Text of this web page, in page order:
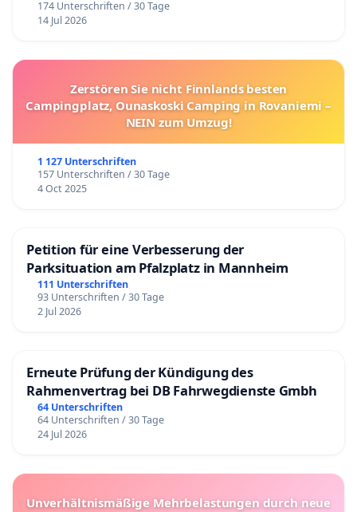
174 Unterschriften / 30 Tage
14 Jul 2026
Zerstören Sie nicht Finnlands besten
Campingplatz, Ounaskoski Camping in Rovaniemi –
NEIN zum Umzug!
1 127 Unterschriften
157 Unterschriften / 30 Tage
4 Oct 2025
Petition für eine Verbesserung der
Parksituation am Pfalzplatz in Mannheim
111 Unterschriften
93 Unterschriften / 30 Tage
2 Jul 2026
Erneute Prüfung der Kündigung des
Rahmenvertrag bei DB Fahrwegdienste Gmbh
64 Unterschriften
64 Unterschriften / 30 Tage
24 Jul 2026
Unverhältnismäßige Mehrbelastungen durch neue